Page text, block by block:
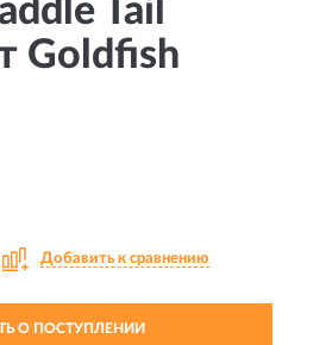
Tail
Goldfish
Добавить к сравнению
О ПОСТУПЛЕНИИ